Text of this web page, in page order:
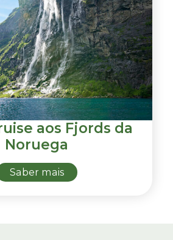
aos Fjords da
Noruega
Saber mais